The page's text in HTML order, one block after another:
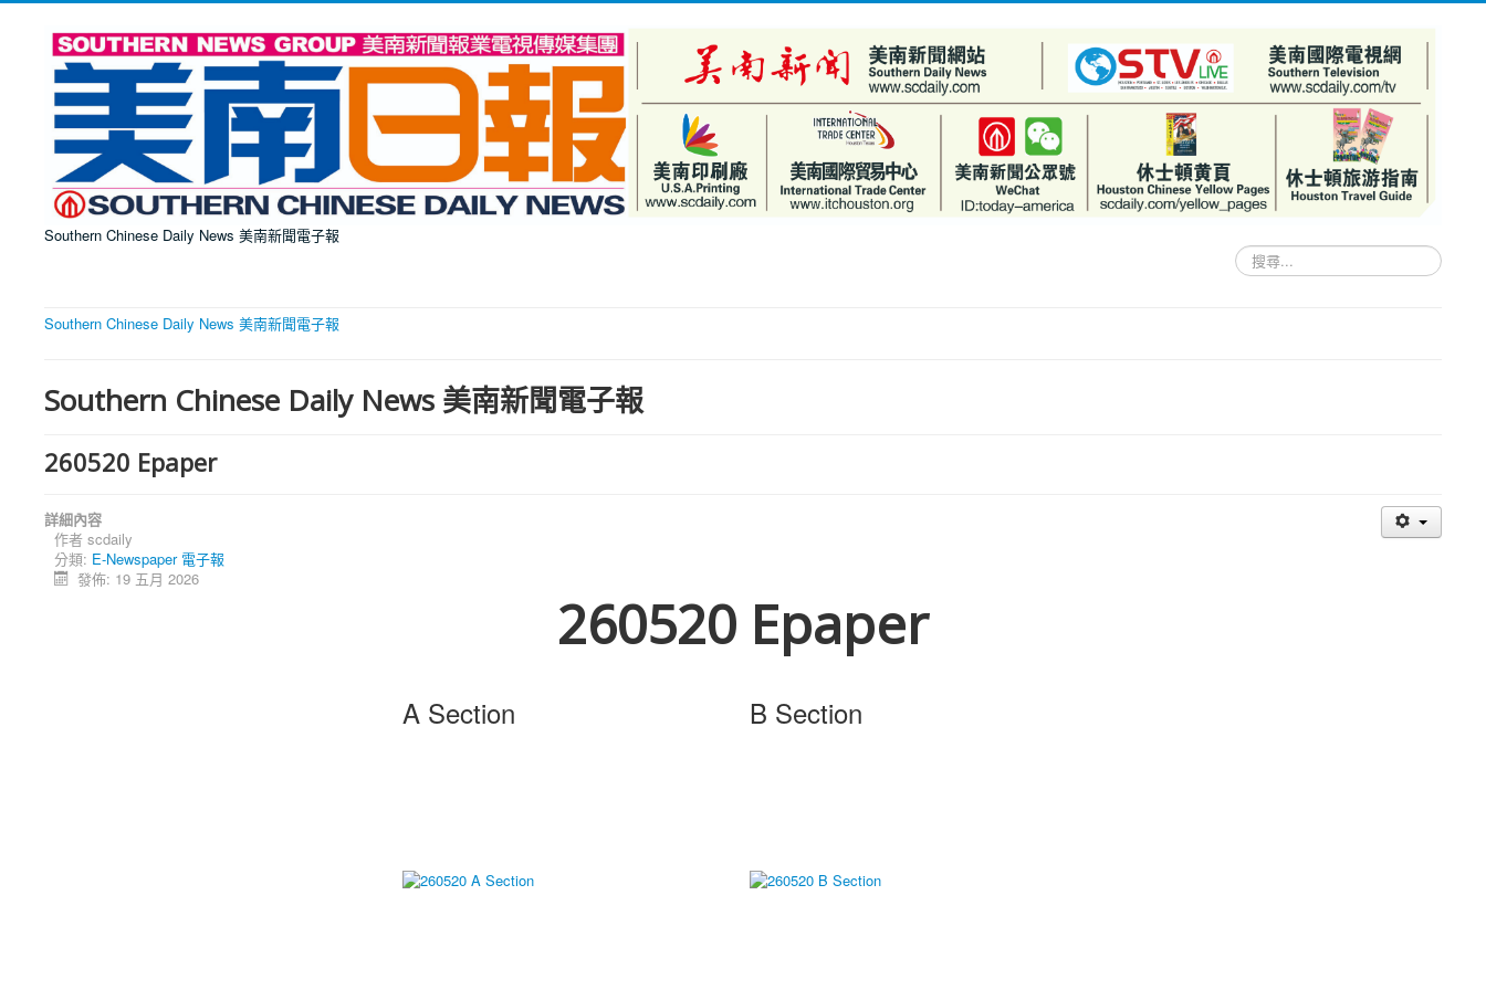
Southern Chinese Daily News 美南新聞電子報
搜
尋...
Southern Chinese Daily News 美南新聞電子報
Southern Chinese Daily News 美南新聞電子報
260520 Epaper
詳細內容
作者 scdaily
分類: E-Newspaper 電子報
發佈: 19 五月 2026
260520 Epaper
A Section B Section